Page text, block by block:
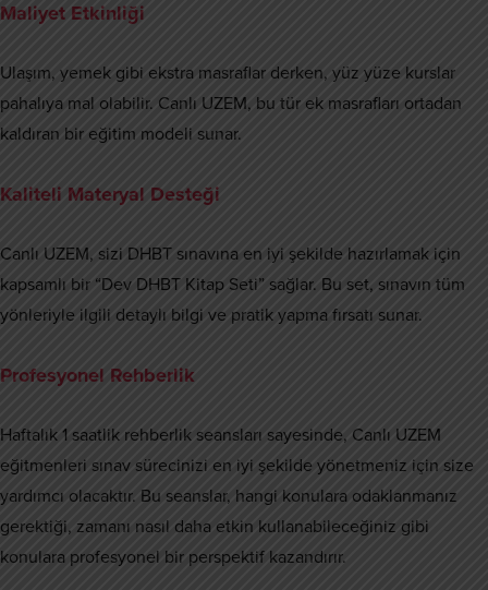
Maliyet Etkinliği
Ulaşım, yemek gibi ekstra masraflar derken, yüz yüze kurslar
pahalıya mal olabilir. Canlı UZEM, bu tür ek masrafları ortadan
kaldıran bir eğitim modeli sunar.
Kaliteli Materyal Desteği
Canlı UZEM, sizi DHBT sınavına en iyi şekilde hazırlamak için
kapsamlı bir “Dev DHBT Kitap Seti” sağlar. Bu set, sınavın tüm
yönleriyle ilgili detaylı bilgi ve pratik yapma fırsatı sunar.
Profesyonel Rehberlik
Haftalık 1 saatlik rehberlik seansları sayesinde, Canlı UZEM
eğitmenleri sınav sürecinizi en iyi şekilde yönetmeniz için size
yardımcı olacaktır. Bu seanslar, hangi konulara odaklanmanız
gerektiği, zamanı nasıl daha etkin kullanabileceğiniz gibi
konulara profesyonel bir perspektif kazandırır.